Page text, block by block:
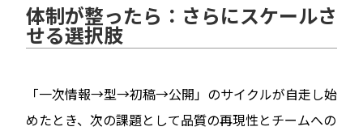
体制が整ったら：さらにスケールさ
せる選択肢
「一次情報→型→初稿→公開」のサイクルが自走し始
めたとき、次の課題として品質の再現性とチームへの